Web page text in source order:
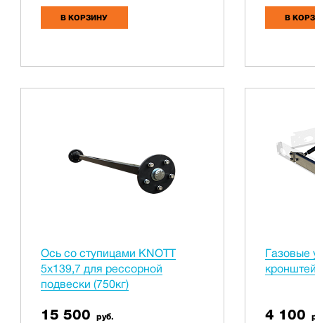
В КОРЗИНУ В
Ось со ступицами KNOTT
5х139,7 для рессорной
подвески (750кг)
15 500 руб.
Газовые
4 100